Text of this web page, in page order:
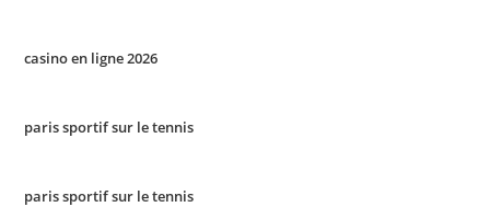
casino en ligne 2026
paris sportif sur le tennis
paris sportif sur le tennis